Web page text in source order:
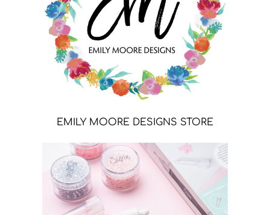
EMILY MOORE DESIGNS STORE